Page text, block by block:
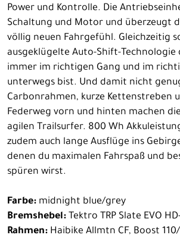
Power und Kontrolle. Die
Schaltung und Motor und überzeugt
völlig neuen Fahrgefühl. Gleichzeitig
ausgeklügelte Auto-Shift-Technologie
immer im richtigen Gang und im
unterwegs bist. Und damit nicht
Carbonrahmen, kurze Kettenstreben
Federweg vorn und hinten machen
agilen Trailsurfer. 800 Wh
zudem auch lange Ausflüge ins
denen du maximalen Fahrspaß und
spüren wirst.
Farbe: midnight blue/grey
Bremshebel: Tektro TRP Slate EVO
Rahmen: Haibike Allmtn CF, Boost